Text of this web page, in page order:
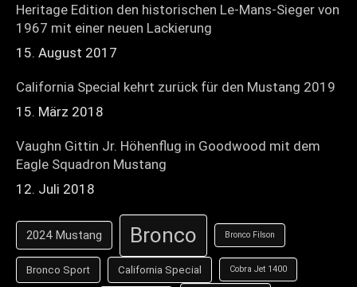
Heritage Edition den historischen Le-Mans-Sieger von
1967 mit einer neuen Lackierung
15. August 2017
California Special kehrt zurück für den Mustang 2019
15. März 2018
Vaughn Gittin Jr. Höhenflug in Goodwood mit dem
Eagle Squadron Mustang
12. Juli 2018
2024 Mustang Bronco Bronco Filson
Bronco Sport California Special Cobra Jet 1400